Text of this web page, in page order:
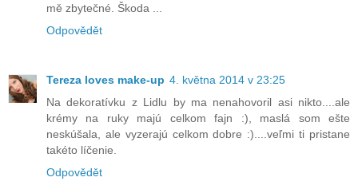
mě zbytečné. Škoda ...
Odpovědět
Tereza loves make-up 4. května 2014 v 23:25
Na dekoratívku z Lidlu by ma nenahovoril asi nikto....ale
krémy na ruky majú celkom fajn :), maslá som ešte
neskúšala, ale vyzerajú celkom dobre :)....veľmi ti pristane
takéto líčenie.
Odpovědět